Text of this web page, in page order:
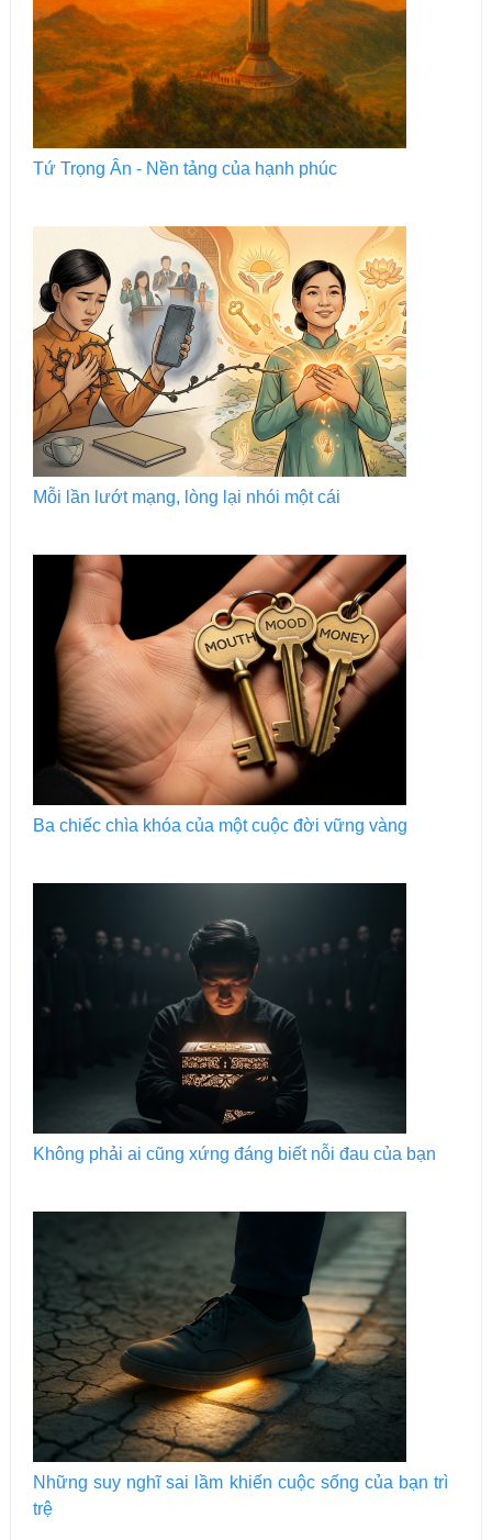
Tứ Trọng Ân - Nền tảng của hạnh phúc
Mỗi lần lướt mạng, lòng lại nhói một cái
Ba chiếc chìa khóa của một cuộc đời vững vàng
Không phải ai cũng xứng đáng biết nỗi đau của bạn
Những suy nghĩ sai lầm khiến cuộc sống của bạn trì
trệ